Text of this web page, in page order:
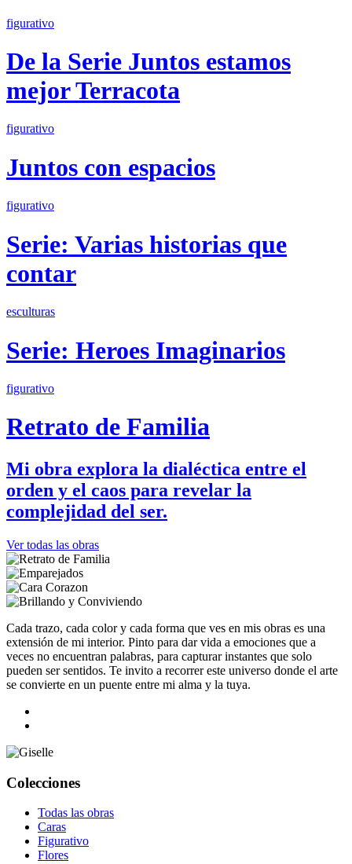
figurativo
De la Serie Juntos estamos
mejor Terracota
figurativo
Juntos con espacios
figurativo
Serie: Varias historias que
contar
esculturas
Serie: Heroes Imaginarios
figurativo
Retrato de Familia
Mi obra explora la dialéctica entre el
orden y el caos para revelar la
complejidad del ser.
Ver todas las obras
Cada trazo, cada color y cada forma que ves en mis obras es una
extensión de mi interior. Pinto para dar vida a emociones que a
veces no encuentran palabras, para capturar instantes que solo
pueden ser sentidos. Te invito a recorrer este universo donde el arte
se convierte en un puente entre mi alma y la tuya.
Colecciones
Todas las obras
Caras
Figurativo
Flores